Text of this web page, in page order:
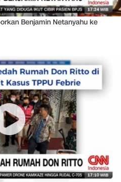
Benjamin Netanyahu ke